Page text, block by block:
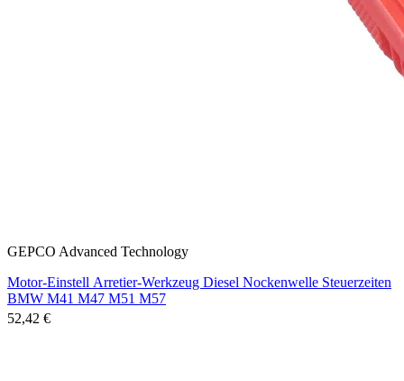
GEPCO Advanced Technology
Motor-Einstell Arretier-Werkzeug Diesel Nockenwelle Steuerzeiten
BMW M41 M47 M51 M57
52,42 €